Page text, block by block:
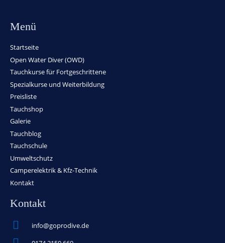
Menü
Startseite
Open Water Diver (OWD)
Tauchkurse für Fortgeschrittene
Spezialkurse und Weiterbildung
Preisliste
Tauchshop
Galerie
Tauchblog
Tauchschule
Umweltschutz
Camperelektrik & Kfz-Technik
Kontakt
Kontakt
info@goprodive.de